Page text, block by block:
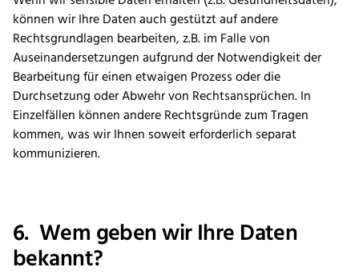
können wir Ihre Daten auch gestützt auf andere
Rechtsgrundlagen bearbeiten, z.B. im Falle von
Auseinandersetzungen aufgrund der Notwendigkeit der
Bearbeitung für einen etwaigen Prozess oder die
Durchsetzung oder Abwehr von Rechtsansprüchen. In
Einzelfällen können andere Rechtsgründe zum Tragen
kommen, was wir Ihnen soweit erforderlich separat
kommunizieren.
6. Wem geben wir Ihre Daten
bekannt?